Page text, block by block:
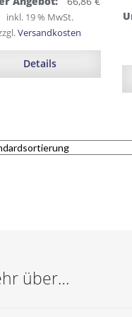
Preis
inkl. 19 % MwSt.
Versandkosten
Details
über…